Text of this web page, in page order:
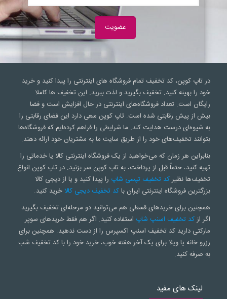
در تاپ کوپن، کد تخفیف تمام فروشگاه های اینترنتی را پیدا کنید و خرید
خود را بهینه کنید. تخفیف بگیرید و لذت ببرید. این تخفیف ها کاملا
رایگان است. تعداد فروشگاه‌های اینترنتی در حال افزایش است و فضا
بیش از پیش رقابتی شده است. تاپ کوپن سعی‌ دارد این فضای رقابتی را
به شیوه‌ای درست هدایت کند. ما شرایطی را فراهم کرده‌ایم که فروشگاه‌ها
بتوانند تخفیف‌های خود را از طریق سایت ما به مشتریان خود ارائه دهند.
بنابراین هر زمان که می‌خواهید از یک فروشگاه اینترنتی کالا یا خدماتی را
تهیه کنید، حتماً قبل از پرداخت، به تاپ کوپن سر بزنید. در تاپ کوپن انواع
تخفیف‌ها نظیرکد تخفیف تپسی شاپ را پیدا کنید و یا از دیجی کالا
بزرگترین فروشگاه اینترنتی ایران باکد تخفیف دیجی کالا خرید کنید.
همچنین برای خریدهای قسطی هم می‌توانید دو مرحله‌ای تخفیف بگیرید
اگر ازکد تخفیف اسنپ شاپ استفاده کنید. اگر هم فقط خریدهای سوپر
مارکتی دارید کد تخفیف اسنپ اکسپرس را از دست ندهید. همچنین برای
رزرو خانه یا ویلا برای یک آخر هفته خوب، خرید خود را با کد تخفیف شب
به صرفه کنید.
لینک های مفید